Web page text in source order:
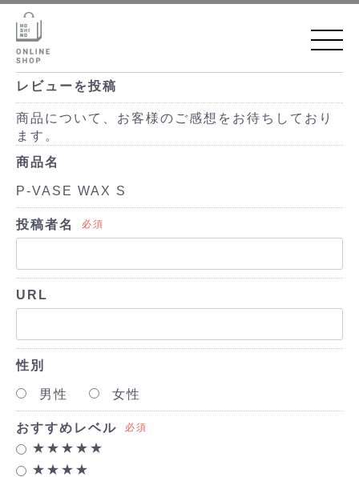
レビューを投稿
商品について、お客様のご感想をお待ちしており
ます。
商品名
P-VASE WAX S
投稿者名 必須
URL
性別
男性 女性
おすすめレベル 必須
★★★★★
★★★★